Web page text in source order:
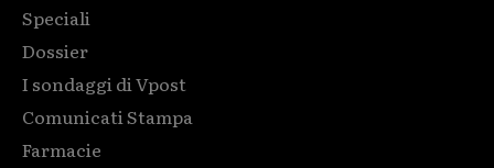
Speciali
Dossier
I sondaggi di Vpost
Comunicati Stampa
Farmacie